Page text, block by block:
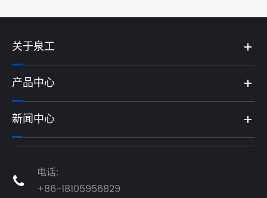
关于泉工
产品中心
新闻中心

电话:
+86-18105956829